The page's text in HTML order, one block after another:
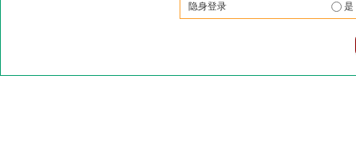
隐身登录